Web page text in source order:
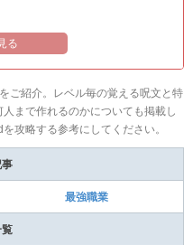
る
ご紹介。レベル毎の覚える呪文と特
まで作れるのかについても掲載し
攻略する参考にしてください。
事
最強職業
覧